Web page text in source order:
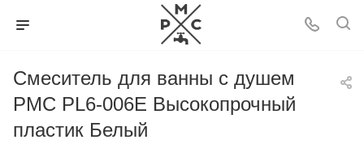
Смеситель для ванны с душем
РМС PL6-006E Высокопрочный
пластик Белый